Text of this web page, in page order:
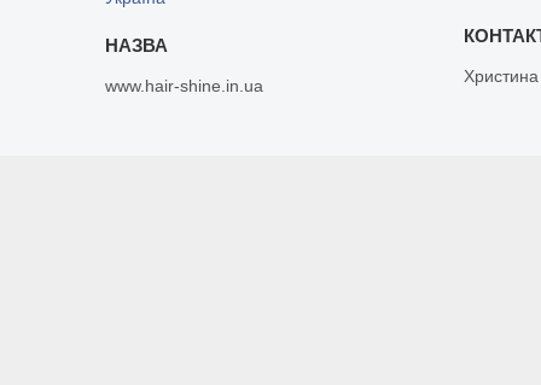
www.hair-shine.in.ua Христина